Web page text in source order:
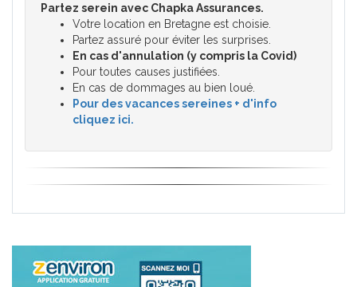
Partez serein avec Chapka Assurances.
Votre location en Bretagne est choisie.
Partez assuré pour éviter les surprises.
En cas d'annulation (y compris la Covid)
Pour toutes causes justifiées.
En cas de dommages au bien loué.
Pour des vacances sereines + d'info
cliquez ici.